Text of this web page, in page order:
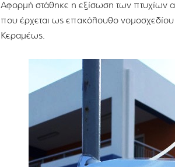
Αφορμή στάθηκε η εξίσωση των πτυχίων
που έρχεται ως επακόλουθο
Κεραμέως.